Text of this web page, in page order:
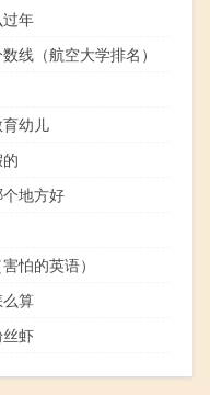
年
线（航空大学排名）
幼儿
地方好
怕的英语）
算
虾